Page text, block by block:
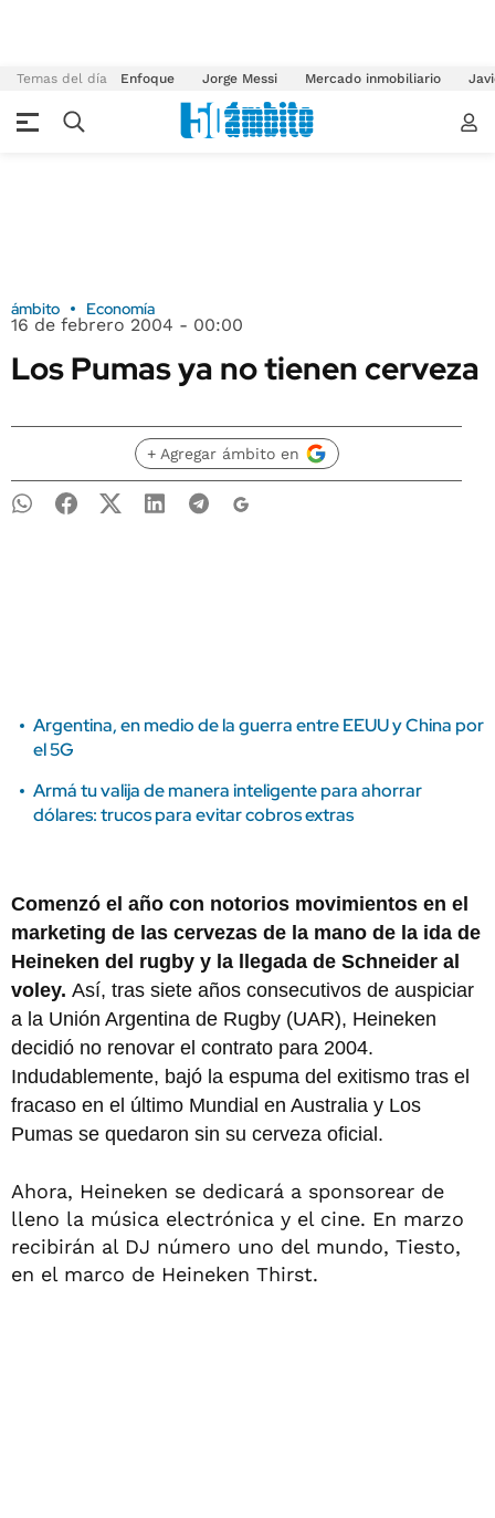
Temas del día Enfoque Jorge Messi Mercado inmobiliario
ámbito Economía
16 de febrero 2004 - 00:00
Los Pumas ya no tienen cerveza
+ Agregar ámbito en
Argentina, en medio de la guerra entre EEUU y China por
el 5G
Armá tu valija de manera inteligente para ahorrar
dólares: trucos para evitar cobros extras
Comenzó el año con notorios movimientos en el
marketing de las cervezas de la mano de la ida de
Heineken del rugby y la llegada de Schneider al
voley. Así, tras siete años consecutivos de auspiciar
a la Unión Argentina de Rugby (UAR), Heineken
decidió no renovar el contrato para 2004.
Indudablemente, bajó la espuma del exitismo tras el
fracaso en el último Mundial en Australia y Los
Pumas se quedaron sin su cerveza oficial.
Ahora, Heineken se dedicará a sponsorear de
lleno la música electrónica y el cine. En marzo
recibirán al DJ número uno del mundo, Tiesto,
en el marco de Heineken Thirst.